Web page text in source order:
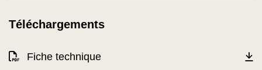
Téléchargements
Fiche technique